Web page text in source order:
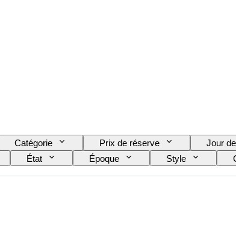
Catégorie Prix de réserve Jour
État Époque Style